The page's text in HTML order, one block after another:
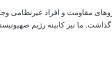
مقاومت و افراد غیرنظامی
ما نیز کابینه رژیم